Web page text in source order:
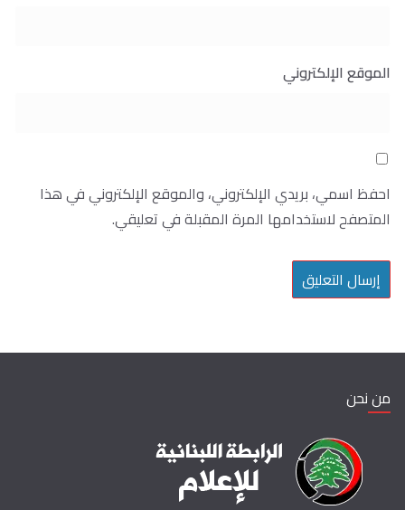
الموقع الإلكتروني
احفظ اسمي، بريدي الإلكتروني، والموقع الإلكتروني في هذا
المتصفح لاستخدامها المرة المقبلة في تعليقي.
من نحن